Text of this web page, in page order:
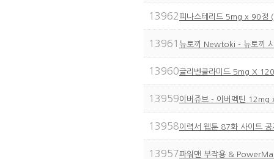
13962 피나스테리드 5mg x 90정
13961 뉴토끼 Newtoki - 뉴토끼
13960글리벤클라미드 5mg X
13959이버쥬브 - 이버멕틴
13958이력서 웹툰 87화 사이트
13957파워맨 부작용 &